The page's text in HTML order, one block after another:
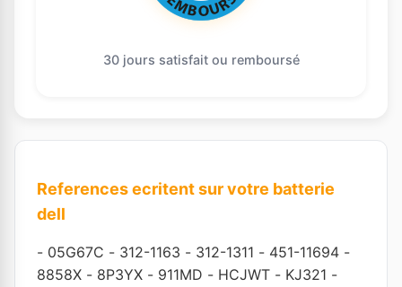
30 jours satisfait ou remboursé
References ecritent sur votre batterie
dell
- 05G67C - 312-1163 - 312-1311 - 451-11694 -
8858X - 8P3YX - 911MD - HCJWT - KJ321 -